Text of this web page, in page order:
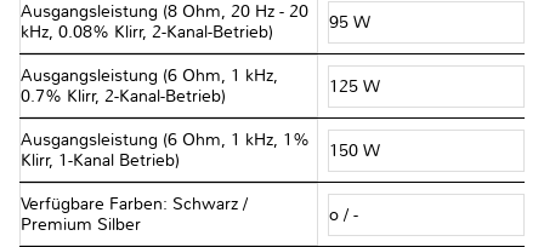
Ausgangsleistung (8 Ohm, 20 Hz - 20
kHz, 0.08% Klirr, 2-Kanal-Betrieb)
95 W
Ausgangsleistung (6 Ohm, 1 kHz,
0.7% Klirr, 2-Kanal-Betrieb)
125 W
Ausgangsleistung (6 Ohm, 1 kHz, 1%
Klirr, 1-Kanal Betrieb)
150 W
Verfügbare Farben: Schwarz /
Premium Silber
o / -